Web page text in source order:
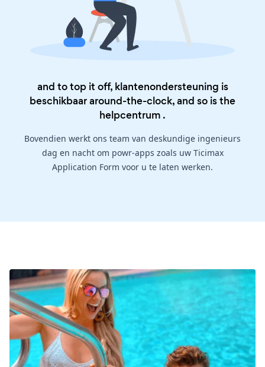
and to top it off, klantenondersteuning is
beschikbaar around-the-clock, and so is the
helpcentrum .
Bovendien werkt ons team van deskundige ingenieurs
dag en nacht om powr-apps zoals uw Ticimax
Application Form voor u te laten werken.